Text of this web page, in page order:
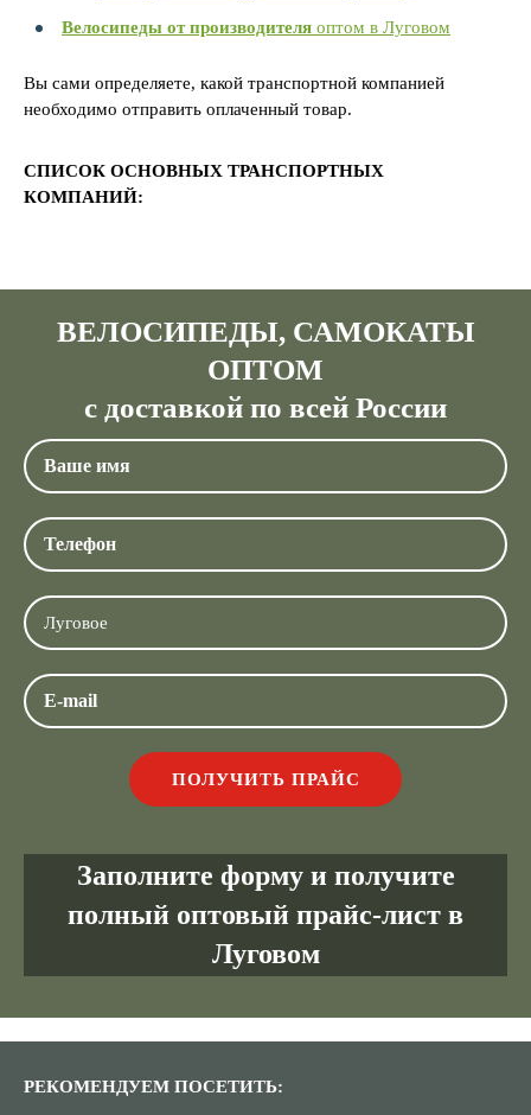
Велосипеды от производителя оптом в Луговом
Вы сами определяете, какой транспортной компанией
необходимо отправить оплаченный товар.
СПИСОК ОСНОВНЫХ ТРАНСПОРТНЫХ
КОМПАНИЙ:
ВЕЛОСИПЕДЫ, САМОКАТЫ
ОПТОМ
с доставкой по всей России
Заполните форму и получите
полный оптовый прайс-лист в
Луговом
РЕКОМЕНДУЕМ ПОСЕТИТЬ: